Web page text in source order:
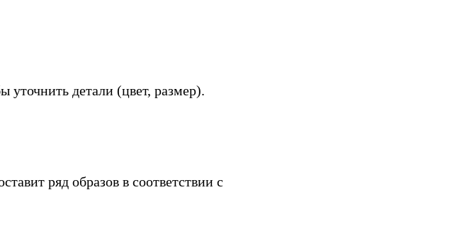
уточнить детали (цвет, размер).
ряд образов в соответствии с